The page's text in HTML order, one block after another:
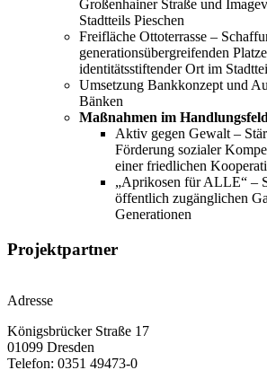
Großenhainer Straße und
Stadtteils Pieschen
Freifläche Ottoterrasse –
generationsübergreifenden
identitätsstiftender Ort im
Umsetzung Bankkonzept und
Bänken
Maßnahmen im
Aktiv gegen Gewalt –
Förderung sozialer
einer friedlichen
„Aprikosen für ALLE“ –
öffentlich zugänglichen
Generationen
Projektpartner
Adresse
Königsbrücker Straße 17
01099 Dresden
Telefon: 0351 49473-0